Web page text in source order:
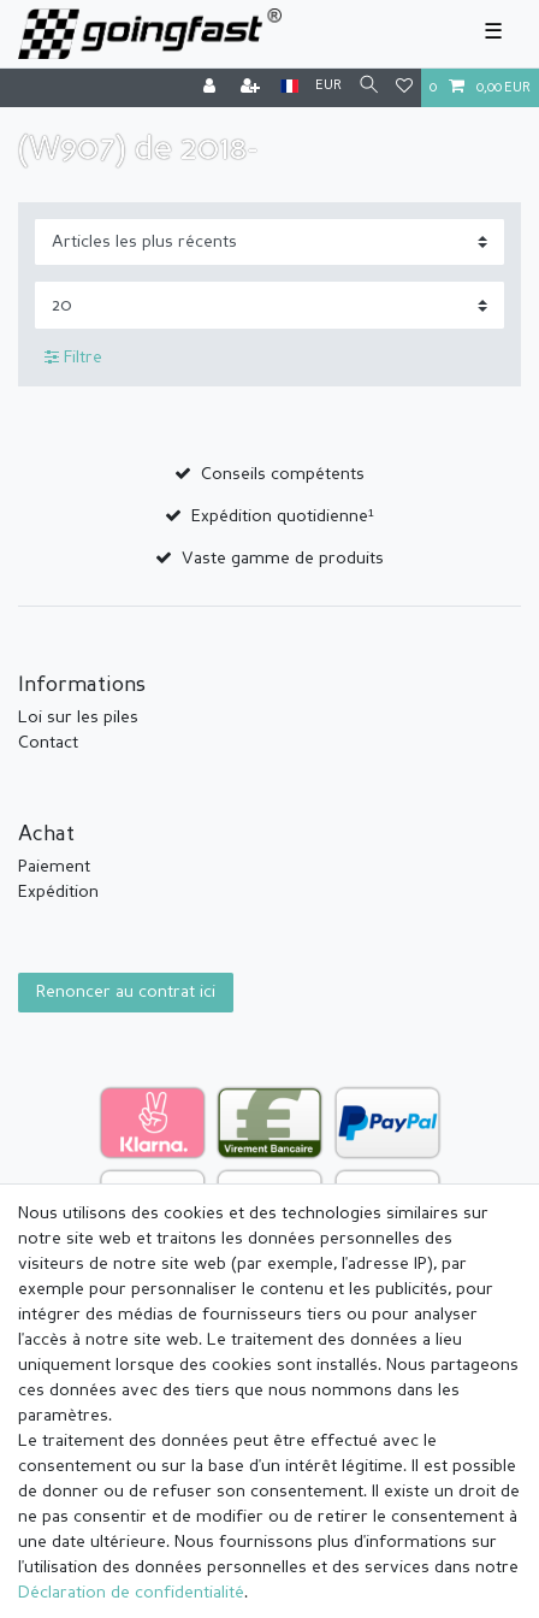
☰
EUR 0 0,00 EUR
(W907) de 2018-
Filtre
Conseils compétents
Expédition quotidienne¹
Vaste gamme de produits
Informations
Loi sur les piles
Contact
Achat
Paiement
Expédition
Renoncer au contrat ici
Mentions légales Déclaration de confidentialité
Nous utilisons des cookies et des technologies similaires sur
notre site web et traitons les données personnelles des
visiteurs de notre site web (par exemple, l'adresse IP), par
exemple pour personnaliser le contenu et les publicités, pour
intégrer des médias de fournisseurs tiers ou pour analyser
l'accès à notre site web. Le traitement des données a lieu
uniquement lorsque des cookies sont installés. Nous partageons
ces données avec des tiers que nous nommons dans les
paramètres.
Le traitement des données peut être effectué avec le
consentement ou sur la base d'un intérêt légitime. Il est possible
de donner ou de refuser son consentement. Il existe un droit de
ne pas consentir et de modifier ou de retirer le consentement à
une date ultérieure. Nous fournissons plus d'informations sur
l'utilisation des données personnelles et des services dans notre
Déclaration de confidentialité.